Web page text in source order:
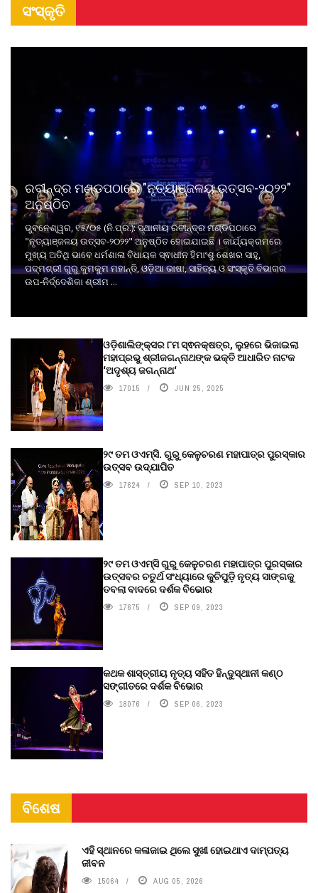
ସଂସ୍କୃତି
ରବୀନ୍ଦ୍ର ମଣ୍ଡପଠାରେ "ନୃତ୍ୟାଞ୍ଜଳୟ ଉତ୍ସବ-୨୦୨୨"
ଅନୁଷ୍ଠିତ
ଭୁବନେଶ୍ୱର, ୧୫/୦୫ (ନି.ପ୍ର.): ସ୍ଥାନୀୟ ରବୀନ୍ଦ୍ର ମଣ୍ଡପଠାରେ
"ନୃତ୍ୟାଞ୍ଜଳୟ ଉତ୍ସବ-୨୦୨୨" ଅନୁଷ୍ଠିତ ହୋଇଯାଇଛି । କାର୍ଯ୍ୟକ୍ରମରେ
ମୁଖ୍ୟ ଅତିଥି ଭାବେ ଧର୍ମଶାଳା ବିଧାୟକ ସ୍ଵାଧୀନ ହିମାଂଶୁ ଶେଖର ସାହୁ,
ପଦ୍ମଶ୍ରୀ ଗୁରୁ କୁମକୁମ ମହାନ୍ତି, ଓଡ଼ିଆ ଭାଷା, ସାହିତ୍ୟ ଓ ସଂସ୍କୃତି ବିଭାଗର
ଉପ-ନିର୍ଦ୍ଦେଶିକା ଶ୍ରୀମ ...
ଓଡ଼ିଶାଲିଙ୍କ୍ସର ୮ମ ସ୍ଵନକ୍ଷତ୍ର, ଲୁହରେ ଭିଜାଇଲା
ମହାପ୍ରଭୁ ଶ୍ରୀଜଗନ୍ନାଥଙ୍କ ଭକ୍ତି ଆଧାରିତ ନାଟକ
‘ଅଦୃଶ୍ୟ ଜଗନ୍ନାଥ‘
17015 JUN 25, 2025
୨୯ ତମ ଓଏମ୍‌ସି. ଗୁରୁ କେଳୁଚରଣ ମହାପାତ୍ର ପୁରସ୍କାର
ଉତ୍ସବ ଉଦ୍‍ଯାପିତ
17624 SEP 10, 2023
୨୯ ତମ ଓଏମ୍‌ସି ଗୁରୁ କେଳୁଚରଣ ମହାପାତ୍ର ପୁରସ୍କାର
ଉତ୍ସବର ଚତୁର୍ଥ ସଂଧ୍ୟାରେ କୁଚିପୁଡ଼ି ନୃତ୍ୟ ସାଙ୍ଗକୁ
ତବଲା ବାଦରେ ଦର୍ଶକ ବିଭୋର
17675 SEP 09, 2023
କଥକ ଶାସ୍ତ୍ରୀୟ ନୃତ୍ୟ ସହିତ ହିନ୍ଦୁସ୍ଥାନୀ କଣ୍ଠ
ସଙ୍ଗୀତରେ ଦର୍ଶକ ବିଭୋର
18076 SEP 06, 2023
ବିଶେଷ
ଏହି ସ୍ଥାନରେ କଳାଜାଇ ଥିଲେ ସୁଖୀ ହୋଇଥାଏ ଦାମ୍ପତ୍ୟ
ଜୀବନ
15064 AUG 05, 2026